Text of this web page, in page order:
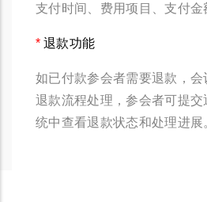
支付时间、费用项目、支付金
退款功能
如已付款参会者需要退款，会
退款流程处理，参会者可提交
统中查看退款状态和处理进展